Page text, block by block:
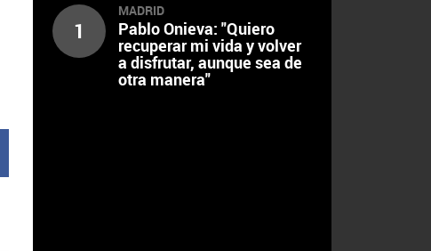
1
MADRID
Pablo Onieva: "Quiero
recuperar mi vida y volver
a disfrutar, aunque sea de
otra manera"